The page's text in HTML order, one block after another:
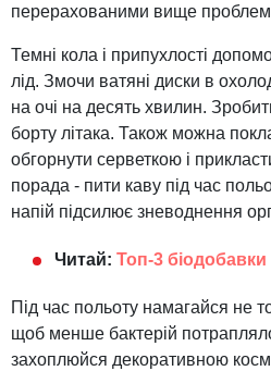
перерахованими вище
Темні кола і припухлості
лід. Змочи ватяні диски в
на очі на десять хвилин.
борту літака. Також можна
обгорнути серветкою і
порада - пити каву під час
напій підсилює зневоднення
Читай: Топ-3 біодобавки
Під час польоту намагайся не
щоб менше бактерій
захоплюйся декоративною